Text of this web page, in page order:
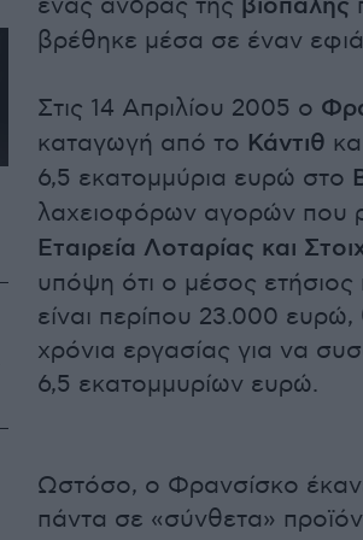
ένας άνδρας της βιοπάλης
βρέθηκε μέσα σε έναν
Στις 14 Απριλίου 2005 ο
καταγωγή από το Κάντιθ
6,5 εκατομμύρια ευρώ στο
λαχειοφόρων αγορών που
Εταιρεία Λοταρίας και
υπόψη ότι ο μέσος
είναι περίπου 23.000
χρόνια εργασίας για να
6,5 εκατομμυρίων ευρώ.
Ωστόσο, ο Φρανσίσκο
πάντα σε «σύνθετα»